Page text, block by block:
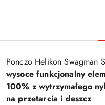
Ponczo Helikon Swagman
wysoce funkcjonalny
100% z wytrzymałego
na przetarcia i deszcz.